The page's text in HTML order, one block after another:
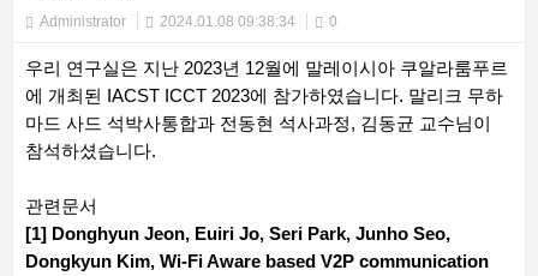
Administrator 2024.01.08 09:38:34 0
우리 연구실은 지난 2023년 12월에 말레이시아 쿠알라룸푸르
에 개최된 IACST ICCT 2023에 참가하였습니다. 말리크 무하
마드 사드 석박사통합과 전동현 석사과정, 김동균 교수님이
참석하셨습니다.
관련문서
[1] Donghyun Jeon, Euiri Jo, Seri Park, Junho Seo,
Dongkyun Kim, Wi-Fi Aware based V2P communication